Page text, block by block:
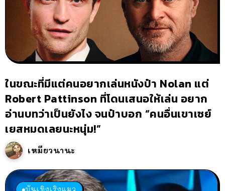
ในขณะที่มีแต่คนอยากเล่นหนังป๋า Nolan แต่
Robert Pattinson ที่โดนเสนอให้เล่น อยาก
อ่านบทว่าเป็นยังไง จนป๋าบอก “คนอื่นเขาเซย์
เยสหมดเลยนะหนุ่ม!”
เหมียวนานะ
บันเทิงเริงแมว